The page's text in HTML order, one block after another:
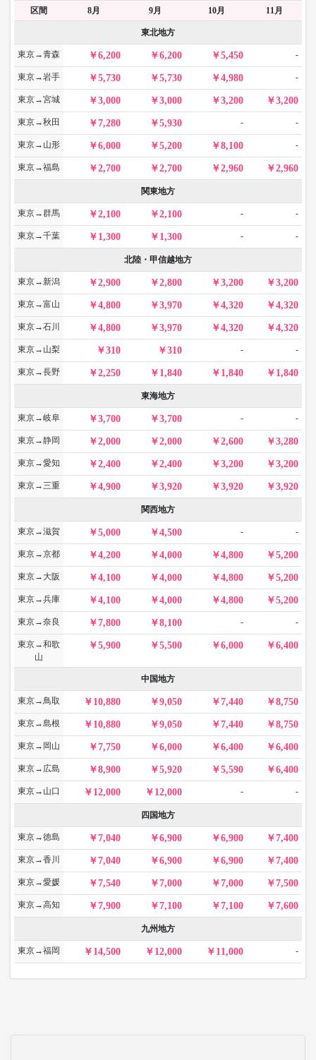
区間 8月 9月 10月 11月
東北地方
東京→青森 6,200 6,200 5,450 -
東京→岩手 5,730 5,730 4,980 -
東京→宮城 3,000 3,000 3,200 3,200
東京→秋田 7,280 5,930 - -
東京→山形 6,000 5,200 8,100 -
東京→福島 2,700 2,700 2,960 2,960
関東地方
東京→群馬 2,100 2,100 - -
東京→千葉 1,300 1,300 - -
北陸・甲信越地方
東京→新潟 2,900 2,800 3,200 3,200
東京→富山 4,800 3,970 4,320 4,320
東京→石川 4,800 3,970 4,320 4,320
東京→山梨 310 310 - -
東京→長野 2,250 1,840 1,840 1,840
東海地方
東京→岐阜 3,700 3,700 - -
東京→静岡 2,000 2,000 2,600 3,280
東京→愛知 2,400 2,400 3,200 3,200
東京→三重 4,900 3,920 3,920 3,920
関西地方
東京→滋賀 5,000 4,500 - -
東京→京都 4,200 4,000 4,800 5,200
東京→大阪 4,100 4,000 4,800 5,200
東京→兵庫 4,100 4,000 4,800 5,200
東京→奈良 7,800 8,100 - -
東京→和歌
山
5,900 5,500 6,000 6,400
中国地方
東京→鳥取 10,880 9,050 7,440 8,750
東京→島根 10,880 9,050 7,440 8,750
東京→岡山 7,750 6,000 6,400 6,400
東京→広島 8,900 5,920 5,590 6,400
東京→山口 12,000 12,000 - -
四国地方
東京→徳島 7,040 6,900 6,900 7,400
東京→香川 7,040 6,900 6,900 7,400
東京→愛媛 7,540 7,000 7,000 7,500
東京→高知 7,900 7,100 7,100 7,600
九州地方
東京→福岡 14,500 12,000 11,000 -